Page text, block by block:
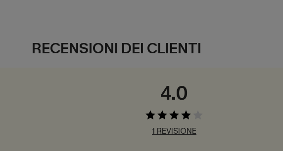
RECENSIONI DEI CLIENTI
4.0
1 REVISIONE